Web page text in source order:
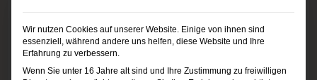
Der CFD-Handel ist dank seiner
Wir nutzen Cookies auf unserer Website. Einige von ihnen sind
essenziell, während andere uns helfen, diese Website und Ihre
Erfahrung zu verbessern.
Wenn Sie unter 16 Jahre alt sind und Ihre Zustimmung zu freiwilligen